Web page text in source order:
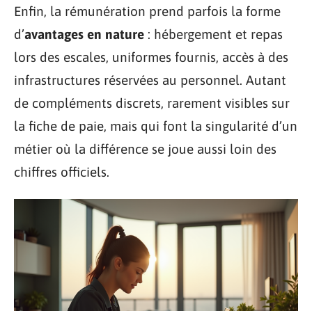
Enfin, la rémunération prend parfois la forme
d’avantages en nature : hébergement et repas
lors des escales, uniformes fournis, accès à des
infrastructures réservées au personnel. Autant
de compléments discrets, rarement visibles sur
la fiche de paie, mais qui font la singularité d’un
métier où la différence se joue aussi loin des
chiffres officiels.